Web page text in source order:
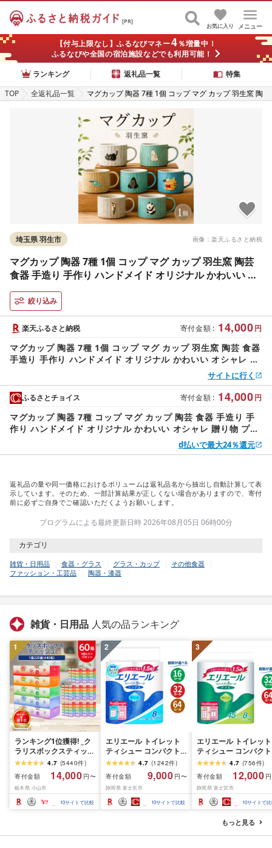
[PR]
メニュー
お気に入り
【付与上限なし】ふるなびマネー4％増量中！
ふるなびや全国の宿泊施設などでも利用可能！
ランキング
返礼品一覧
特集
TOP
全返礼品一覧
マグカップ 陶器 7種 1個 コップ マグ カップ 羽生窯 陶
芸 食器 手造り 手作り ハンドメイド オリジナル かわい
い オシャレ 贈り物 プレゼント 贈呈用 ギフト 誕生日 記
念日 工芸 制作 動物 食事 コーヒー 紅茶 埼玉県 羽生市
画像：楽天ふるさと納税
埼玉県 羽生市
マグカップ 陶器 7種 1個 コップ マグ カップ 羽生窯 陶芸
食器 手造り 手作り ハンドメイド オリジナル かわいい オ
シャレ 贈り物 プレゼント 贈呈用 ギフト 誕生日 記念日 工
芸 制作 動物 食事 コーヒー 紅茶 埼玉県 羽生市
絞り込み
寄付金額 : 14,000円
楽天ふるさと納税
マグカップ 陶器 7種 1個 コップ マグ カップ 羽生窯 陶芸 食器
手造り 手作り ハンドメイド オリジナル かわいい オシャレ 贈
り物 プレゼント 贈呈用 ギフト 誕生日 記念日 工芸 制作 動物
食事 コーヒー 紅茶 埼玉県 羽生市
サイトに行く
寄付金額 : 14,000円
ふるさとチョイス
マグカップ 陶器 7種 コップ マグ カップ 陶芸 食器 手造り 手
作り ハンドメイド オリジナル かわいい オシャレ 贈り物 プレ
ゼント 贈呈用 ギフト 誕生日 記念日 工芸 制作 動物 食事 コー
ヒー 紅茶 羽生窯 埼玉県 羽生市
d払いで最大24％還元
返礼品の量や同一価格におけるボリュームは返礼品名から抽出し自動計算して表
示しています。そのため、一部計算結果が正しくない場合がありますので、寄付
前に必ずご自身でご確認いただくようお願いします。
プログラムによる最終更新日時 2026年08月05日 06時00分
カテゴリ
雑貨・日用品 食器・グラス グラス・カップ
その他食器
ファッション・工芸品
陶器・漆器
雑貨・日用品 人気の品ランキング
1
ランキング1位獲得! _ク
ラリスボックスティッシ
ュ60箱(1箱220組(440
枚))(5個入り×12セット)_
ティッシュ ティッシュ
ペーパー 日用品 常備品
生活用品 まとめ買い [配
送不可地域:離島・沖縄
4.7 (5440件)
寄付金額
14,000 円〜
栃木県 小山市
10サイトで比較
2
エリエール トイレット
ティシュー コンパクト
シングル [個数が選べ
る:16・32・64 ロール]
1.5倍巻 82.5m トイレッ
トペーパー シングル パ
ルプ100% 香りつき 日用
品 消耗品 備蓄 ふるさと
4.7 (1242件)
寄付金額
9,000 円〜
静岡県 富士宮市
10サイトで比較
3
エリエール トイレット
ティシュー コンパクト
ダブル [選べるロール
数:32・64 ロール] 1.5
巻 45m トイレットペ
パー ダブル パルプ
香りつき 日用品 消耗
備蓄 ふるさと納税 ふ
さと 送料無料 静岡県
4.7 (756件)
寄付金額
12,000
静岡県 富士宮市
10サイトで
もっと見る